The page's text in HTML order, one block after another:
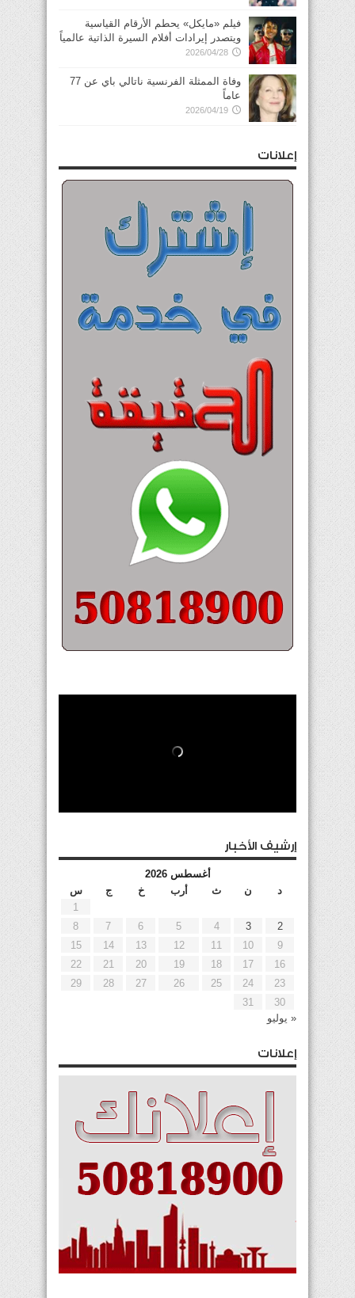
فيلم «مايكل» يحطم الأرقام القياسية
ويتصدر إيرادات أفلام السيرة الذاتية عالمياً
2026/04/28
وفاة الممثلة الفرنسية ناتالي باي عن 77
عاماً
2026/04/19
إعلانات
إرشيف الأخبار
أغسطس 2026
د
ن ث أرب خ ج
س
1
2
3
4
5
6
7
8
9
10
11
12
13
14
15
16
17
18
19
20
21
22
23
24
25
26
27
28
29
30
31
« يوليو
إعلانات